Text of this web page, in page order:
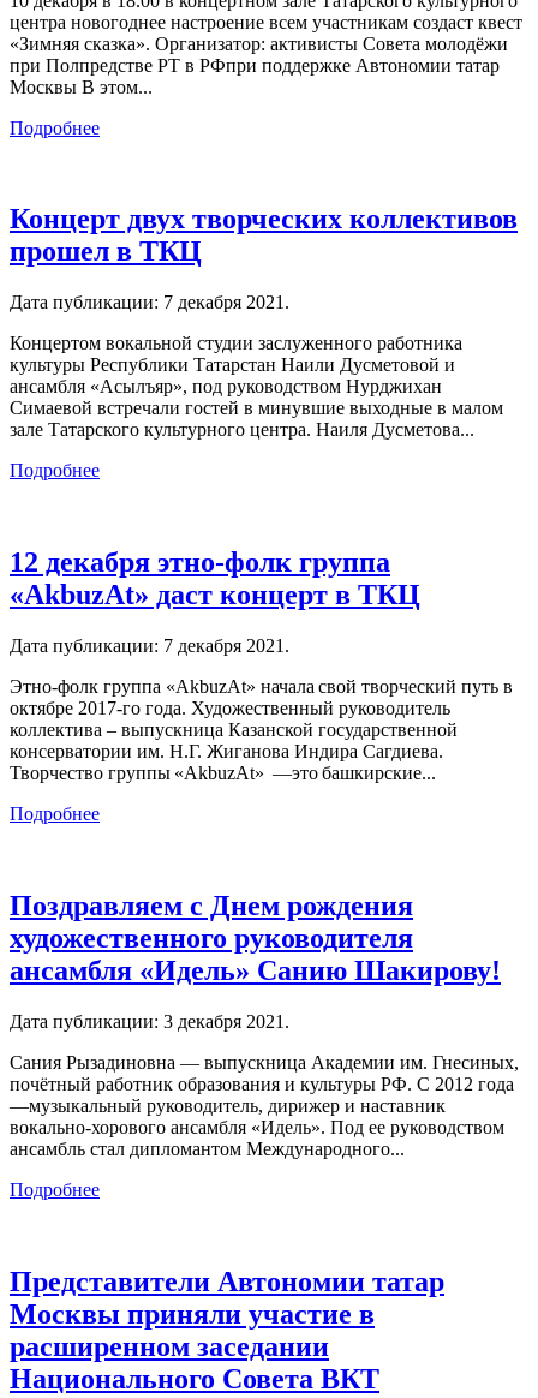
центра новогоднее настроение всем участникам создаст квест
«Зимняя сказка». Организатор: активисты Совета молодёжи
при Полпредстве РТ в РФпри поддержке Автономии татар
Москвы В этом...
Подробнее
Концерт двух творческих коллективов
прошел в ТКЦ
Дата публикации: 7 декабря 2021 .
Концертом вокальной студии заслуженного работника
культуры Республики Татарстан Наили Дусметовой и
ансамбля «Асылъяр», под руководством Нурджихан
Симаевой встречали гостей в минувшие выходные в малом
зале Татарского культурного центра. Наиля Дусметова...
Подробнее
12 декабря этно-фолк группа
«AkbuzAt» даст концерт в ТКЦ
Дата публикации: 7 декабря 2021 .
Этно-фолк группа «AkbuzAt» начала свой творческий путь в
октябре 2017-го года. Художественный руководитель
коллектива – выпускница Казанской государственной
консерватории им. Н.Г. Жиганова Индира Сагдиева.
Творчество группы «AkbuzAt» —это башкирские...
Подробнее
Поздравляем с Днем рождения
художественного руководителя
ансамбля «Идель» Санию Шакирову!
Дата публикации: 3 декабря 2021 .
Сания Рызадиновна — выпускница Академии им. Гнесиных,
почётный работник образования и культуры РФ. С 2012 года
—музыкальный руководитель, дирижер и наставник
вокально-хорового ансамбля «Идель». Под ее руководством
ансамбль стал дипломантом Международного...
Подробнее
Представители Автономии татар
Москвы приняли участие в
расширенном заседании
Национального Совета ВКТ